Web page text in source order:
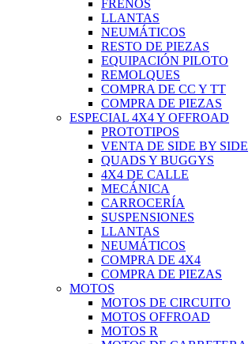
FRENOS
LLANTAS
NEUMÁTICOS
RESTO DE PIEZAS
EQUIPACIÓN PILOTO
REMOLQUES
COMPRA DE CC Y TT
COMPRA DE PIEZAS
ESPECIAL 4X4 Y OFFROAD
PROTOTIPOS
VENTA DE SIDE BY SIDE
QUADS Y BUGGYS
4X4 DE CALLE
MECÁNICA
CARROCERÍA
SUSPENSIONES
LLANTAS
NEUMÁTICOS
COMPRA DE 4X4
COMPRA DE PIEZAS
MOTOS
MOTOS DE CIRCUITO
MOTOS OFFROAD
MOTOS R